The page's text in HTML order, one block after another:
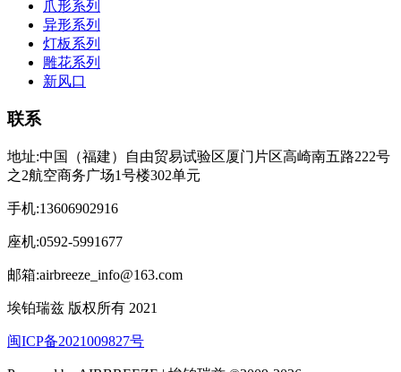
爪形系列
异形系列
灯板系列
雕花系列
新风口
联系
地址:中国（福建）自由贸易试验区厦门片区高崎南五路222号
之2航空商务广场1号楼302单元
手机:13606902916
座机:0592-5991677
邮箱:airbreeze_info@163.com
埃铂瑞兹 版权所有 2021
闽ICP备2021009827号